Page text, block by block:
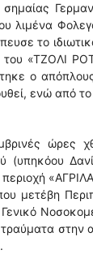
λιμένα
το
του «ΤΖΟΛΙ
ο
ενώ από
ώρες
(υπηκόου
μετέβη
στην